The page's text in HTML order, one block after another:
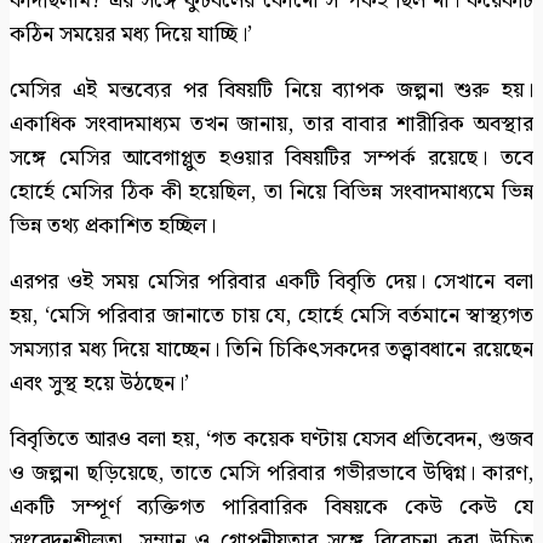
কঠিন সময়ের মধ্য দিয়ে যাচ্ছি।’
মেসির এই মন্তব্যের পর বিষয়টি নিয়ে ব্যাপক জল্পনা শুরু হয়।
একাধিক সংবাদমাধ্যম তখন জানায়, তার বাবার শারীরিক অবস্থার
সঙ্গে মেসির আবেগাপ্লুত হওয়ার বিষয়টির সম্পর্ক রয়েছে। তবে
হোর্হে মেসির ঠিক কী হয়েছিল, তা নিয়ে বিভিন্ন সংবাদমাধ্যমে ভিন্ন
ভিন্ন তথ্য প্রকাশিত হচ্ছিল।
এরপর ওই সময় মেসির পরিবার একটি বিবৃতি দেয়। সেখানে বলা
হয়, ‘মেসি পরিবার জানাতে চায় যে, হোর্হে মেসি বর্তমানে স্বাস্থ্যগত
সমস্যার মধ্য দিয়ে যাচ্ছেন। তিনি চিকিৎসকদের তত্ত্বাবধানে রয়েছেন
এবং সুস্থ হয়ে উঠছেন।’
বিবৃতিতে আরও বলা হয়, ‘গত কয়েক ঘণ্টায় যেসব প্রতিবেদন, গুজব
ও জল্পনা ছড়িয়েছে, তাতে মেসি পরিবার গভীরভাবে উদ্বিগ্ন। কারণ,
একটি সম্পূর্ণ ব্যক্তিগত পারিবারিক বিষয়কে কেউ কেউ যে